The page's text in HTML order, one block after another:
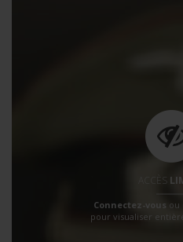
Connectez-vous ou
pour visualiser